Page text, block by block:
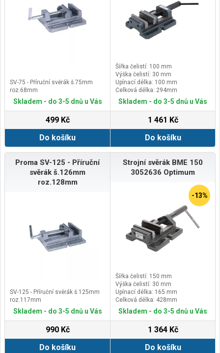
SV-75 - Příruční svěrák š.75mm
roz.68mm
Skladem - do 3-5 dnů u Vás
499 Kč
Do košíku
Šířka čelistí: 100 mm
Výška čelistí: 30 mm
Upínací délka: 100 mm
Celková délka: 294mm
Skladem - do 3-5 dnů u Vás
1 461 Kč
Do košíku
Proma SV-125 - Příruční
svěrák š.126mm
roz.128mm
SV-125 - Příruční svěrák š.125mm
roz.117mm
Skladem - do 3-5 dnů u Vás
990 Kč
Do košíku
Strojní svěrák BME 150
3052636 Optimum
-13%
Šířka čelistí: 150 mm
Výška čelistí: 30 mm
Upínací délka: 165 mm
Celková délka: 428mm
Skladem - do 3-5 dnů u Vás
1 364 Kč
Do košíku